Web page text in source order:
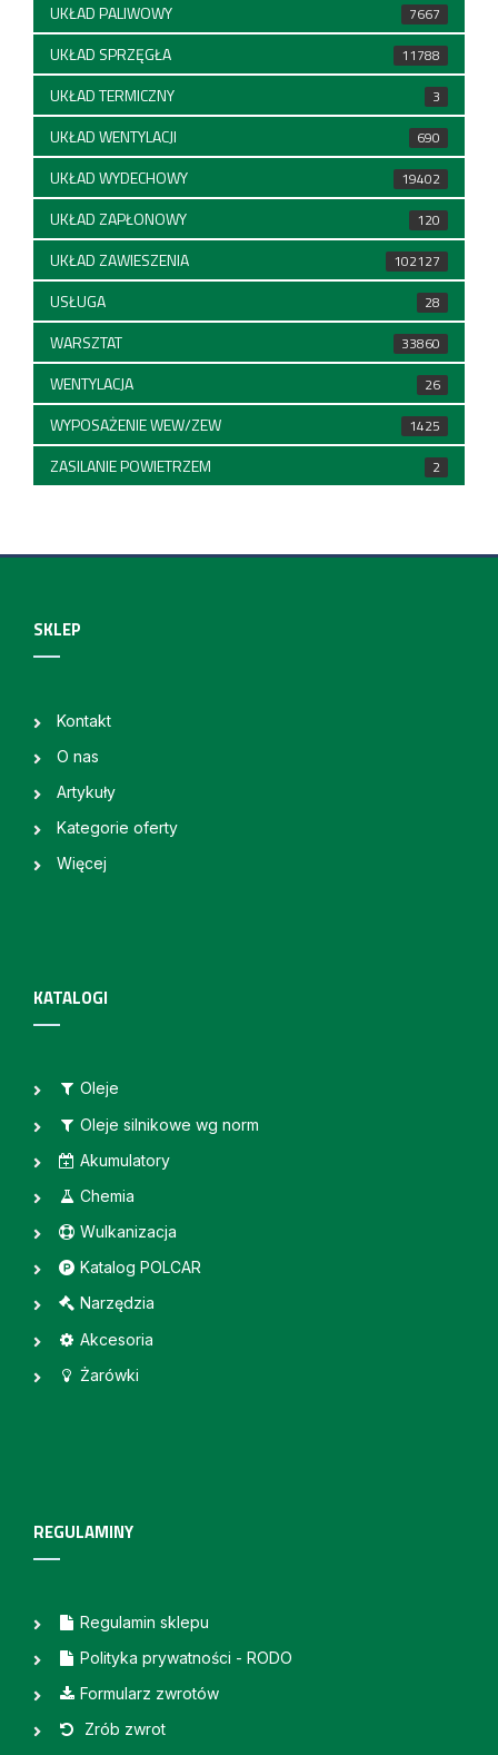
UKŁAD PALIWOWY 7667
UKŁAD SPRZĘGŁA 11788
UKŁAD TERMICZNY 3
UKŁAD WENTYLACJI 690
UKŁAD WYDECHOWY 19402
UKŁAD ZAPŁONOWY 120
UKŁAD ZAWIESZENIA 102127
USŁUGA 28
WARSZTAT 33860
WENTYLACJA 26
WYPOSAŻENIE WEW/ZEW 1425
ZASILANIE POWIETRZEM 2
SKLEP
Kontakt
O nas
Artykuły
Kategorie oferty
Więcej
KATALOGI
Oleje
Oleje silnikowe wg norm
Akumulatory
Chemia
Wulkanizacja
Katalog POLCAR
Narzędzia
Akcesoria
Żarówki
REGULAMINY
Regulamin sklepu
Polityka prywatności - RODO
Formularz zwrotów
Zrób zwrot